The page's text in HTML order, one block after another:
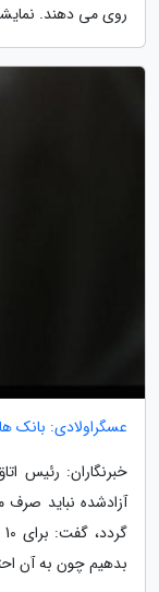
روی می دهند.
عسگراولادی: بانک
خبرنگاران: رئیس
آزادشده نباید
بدهیم چون به آن